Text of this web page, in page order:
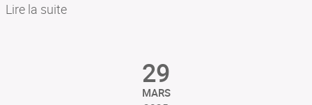
de Plounevez-Moëdec comme elles l’ont fait en
en général et en particulier à la musique baroque
jusqu’à mettre en évidence les liens qui existent entre
Lire la suite
29
MARS